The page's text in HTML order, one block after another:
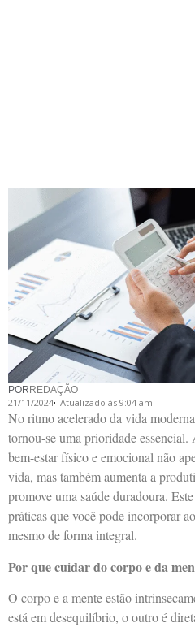
POR REDAÇÃO
21/11/2024 Atualizado às 9:04 am
No ritmo acelerado da vida
tornou-se uma prioridade
bem-estar físico e emocional não
vida, mas também aumenta a
promove uma saúde duradoura.
práticas que você pode incorporar
mesmo de forma integral.
Por que cuidar do corpo e da
O corpo e a mente estão
está em desequilíbrio, o outro é